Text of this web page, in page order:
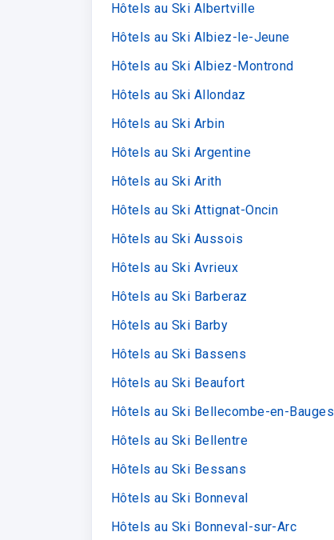
Hôtels au Ski Albertville
Hôtels au Ski Albiez-le-Jeune
Hôtels au Ski Albiez-Montrond
Hôtels au Ski Allondaz
Hôtels au Ski Arbin
Hôtels au Ski Argentine
Hôtels au Ski Arith
Hôtels au Ski Attignat-Oncin
Hôtels au Ski Aussois
Hôtels au Ski Avrieux
Hôtels au Ski Barberaz
Hôtels au Ski Barby
Hôtels au Ski Bassens
Hôtels au Ski Beaufort
Hôtels au Ski Bellecombe-en-Bauges
Hôtels au Ski Bellentre
Hôtels au Ski Bessans
Hôtels au Ski Bonneval
Hôtels au Ski Bonneval-sur-Arc